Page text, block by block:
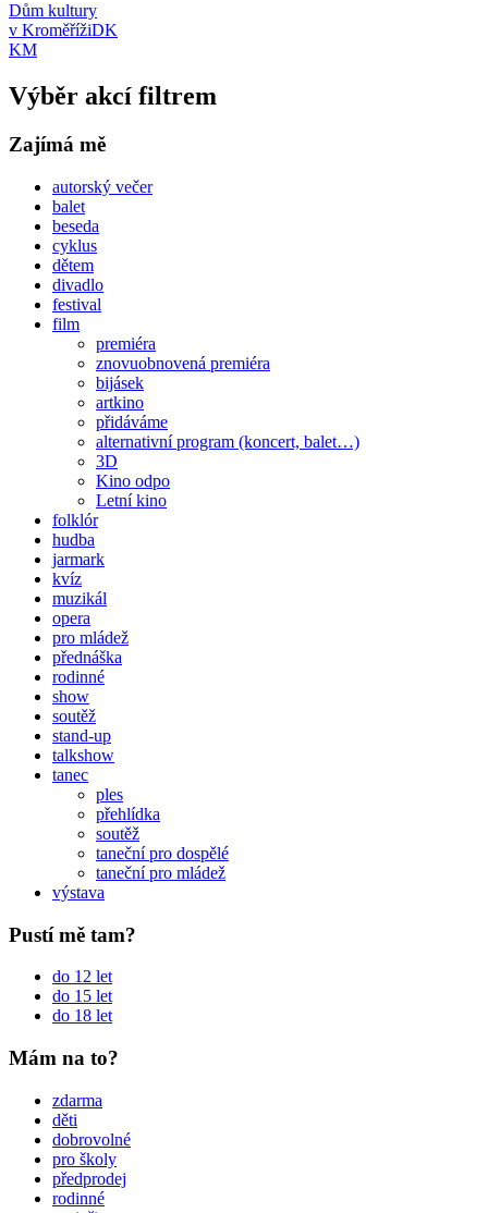
Dům kultury
v KroměřížiDK
KM
Výběr akcí filtrem
Zajímá mě
autorský večer
balet
beseda
cyklus
dětem
divadlo
festival
film
premiéra
znovuobnovená premiéra
bijásek
artkino
přidáváme
alternativní program (koncert, balet…)
3D
Kino odpo
Letní kino
folklór
hudba
jarmark
kvíz
muzikál
opera
pro mládež
přednáška
rodinné
show
soutěž
stand-up
talkshow
tanec
ples
přehlídka
soutěž
taneční pro dospělé
taneční pro mládež
výstava
Pustí mě tam?
do 12 let
do 15 let
do 18 let
Mám na to?
zdarma
děti
dobrovolné
pro školy
předprodej
rodinné